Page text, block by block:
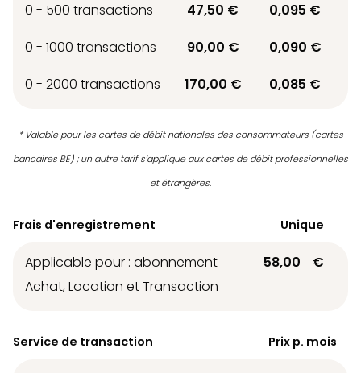
0 - 500 transactions
47,50 €
0,095 €
0 - 1000 transactions
90,00 €
0,090 €
0 - 2000 transactions
170,00 € 0,085 €
* Valable pour les cartes de débit nationales des consommateurs (cartes
bancaires BE) ; un autre tarif s’applique aux cartes de débit professionnelles
et étrangères.
Frais d'enregistrement Unique
Applicable pour : abonnement
Achat, Location et Transaction
58,00 €
Service de transaction Prix p. mois